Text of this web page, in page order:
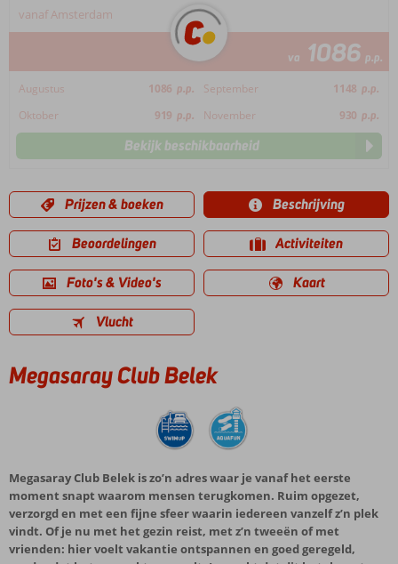
vanaf Amsterdam
va 1086 p.p.
Augustus 1086 p.p. September 1148 p.p.
Oktober
919 p.p. November 930 p.p.
Bekijk beschikbaarheid
Prijzen & boeken Beschrijving
Beoordelingen Activiteiten
Foto's & Video's Kaart
Vlucht
Megasaray Club Belek
Megasaray Club Belek is zo’n adres waar je vanaf het eerste
moment snapt waarom mensen terugkomen. Ruim opgezet,
verzorgd en met een fijne sfeer waarin iedereen vanzelf z’n plek
vindt. Of je nu met het gezin reist, met z’n tweeën of met
vrienden: hier voelt vakantie ontspannen en goed geregeld,